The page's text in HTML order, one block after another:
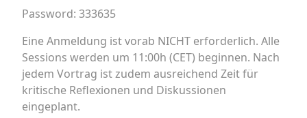
Password: 333635
Eine Anmeldung ist vorab NICHT erforderlich. Alle
Sessions werden um 11:00h (CET) beginnen. Nach
jedem Vortrag ist zudem ausreichend Zeit für
kritische Reflexionen und Diskussionen
eingeplant.